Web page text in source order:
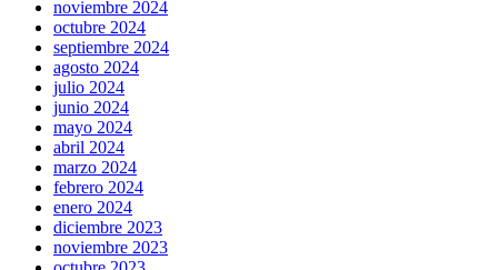
noviembre 2024
octubre 2024
septiembre 2024
agosto 2024
julio 2024
junio 2024
mayo 2024
abril 2024
marzo 2024
febrero 2024
enero 2024
diciembre 2023
noviembre 2023